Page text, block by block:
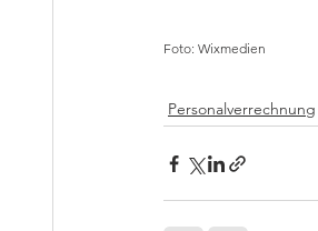
Foto: Wixmedien
Personalverrechnung